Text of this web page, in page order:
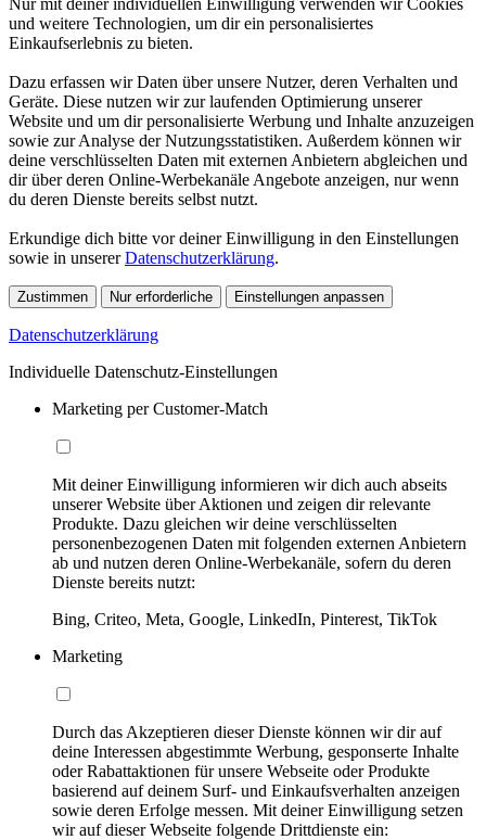
und weitere Technologien, um dir ein personalisiertes
Einkaufserlebnis zu bieten.
Dazu erfassen wir Daten über unsere Nutzer, deren Verhalten und
Geräte. Diese nutzen wir zur laufenden Optimierung unserer
Website und um dir personalisierte Werbung und Inhalte anzuzeigen
sowie zur Analyse der Nutzungsstatistiken. Außerdem können wir
deine verschlüsselten Daten mit externen Anbietern abgleichen und
dir über deren Online-Werbekanäle Angebote anzeigen, nur wenn
du deren Dienste bereits selbst nutzt.
Erkundige dich bitte vor deiner Einwilligung in den Einstellungen
sowie in unsererDatenschutzerklärung.
Zustimmen Nur erforderliche Einstellungen anpassen
Datenschutzerklärung
Individuelle Datenschutz-Einstellungen
Marketing per Customer-Match
Mit deiner Einwilligung informieren wir dich auch abseits
unserer Website über Aktionen und zeigen dir relevante
Produkte. Dazu gleichen wir deine verschlüsselten
personenbezogenen Daten mit folgenden externen Anbietern
ab und nutzen deren Online-Werbekanäle, sofern du deren
Dienste bereits nutzt:
Bing, Criteo, Meta, Google, LinkedIn, Pinterest, TikTok
Marketing
Durch das Akzeptieren dieser Dienste können wir dir auf
deine Interessen abgestimmte Werbung, gesponserte Inhalte
oder Rabattaktionen für unsere Webseite oder Produkte
basierend auf deinem Surf- und Einkaufsverhalten anzeigen
sowie deren Erfolge messen. Mit deiner Einwilligung setzen
wir auf dieser Webseite folgende Drittdienste ein: